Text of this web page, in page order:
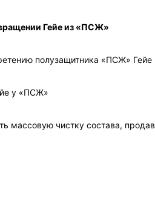
Гейе из «ПСЖ»
полузащитника «ПСЖ» Гейе
у «ПСЖ»
массовую чистку состава,